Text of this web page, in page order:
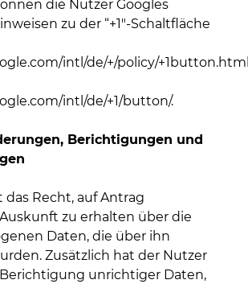
die Nutzer Googles
zu der “+1″-Schaltfläche
intl/de/+/policy/
intl/de/+1/button/.
Berichtigungen und
das Recht, auf Antrag
zu erhalten über die
Daten, die über ihn
Zusätzlich hat der Nutzer
unrichtiger Daten,